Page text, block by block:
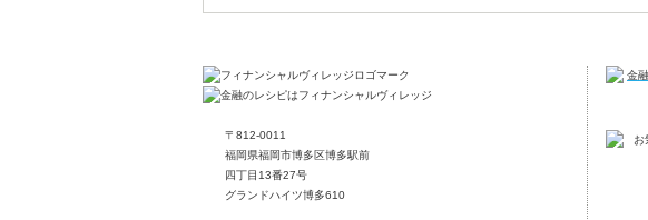
〒812-0011
福岡県福岡市博多区博多駅前
四丁目13番27号
グランドハイツ博多610